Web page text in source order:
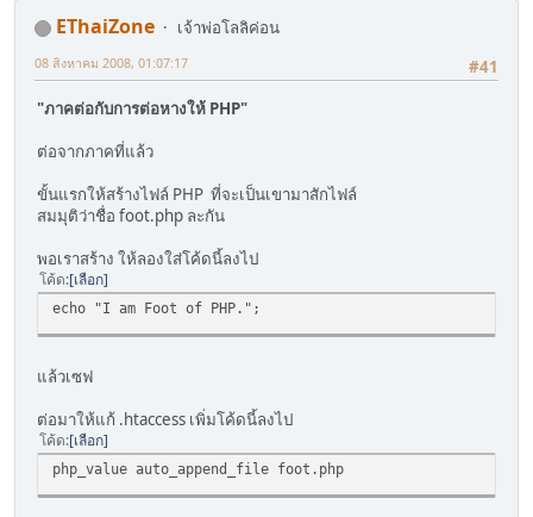
EThaiZone
เจ้าพ่อโลลิค่อน
#41
08 สิงหาคม 2008, 01:07:17
"ภาคต่อกับการต่อหางให้ PHP"
ต่อจากภาคที่แล้ว
ขั้นแรกให้สร้างไฟล์ PHP ที่จะเป็นเขามาสักไฟล์
สมมุติว่าชื่อ foot.php ละกัน
พอเราสร้าง ให้ลองใส่โค้ดนี้ลงไป
โค้ด เลือก
echo "I am Foot of PHP.";
แล้วเซฟ
ต่อมาให้แก้ .htaccess เพิ่มโค้ดนี้ลงไป
โค้ด เลือก
php_value auto_append_file foot.php